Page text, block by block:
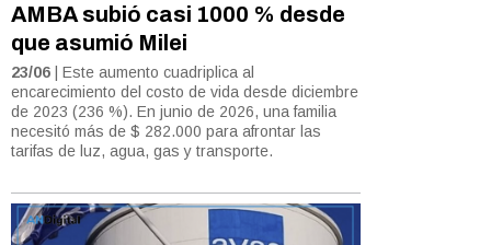
AMBA subió casi 1000 % desde
que asumió Milei
23/06 | Este aumento cuadriplica al
encarecimiento del costo de vida desde diciembre
de 2023 (236 %). En junio de 2026, una familia
necesitó más de $ 282.000 para afrontar las
tarifas de luz, agua, gas y transporte.